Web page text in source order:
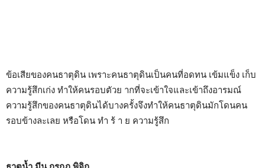
ข้อเสียของคนธาตุดิน เพราะคนธาตุดินเป็นคนที่อดทน เข้มแข็ง เก็บ
ความรู้สึกเก่ง ทำให้คนรอบตัวย ากที่จะเข้าใจและเข้าถึงอารมณ์
ความรู้สึกของคนธาตุดินได้บางครั้งจึงทำให้คนธาตุดินมักโดนคน
รอบข้างละเลย หรือโดน ทำ ร้ า ย ความรู้สึก